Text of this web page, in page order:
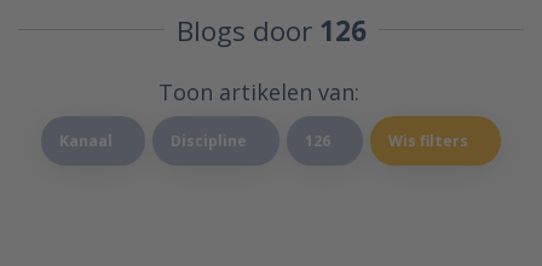
Blogs door 126
Toon artikelen van:
Kanaal Discipline 126 Wis filters